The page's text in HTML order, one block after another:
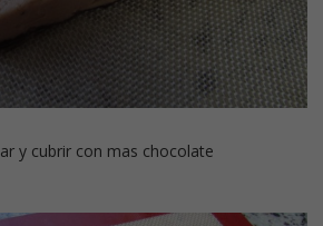
y cubrir con mas chocolate